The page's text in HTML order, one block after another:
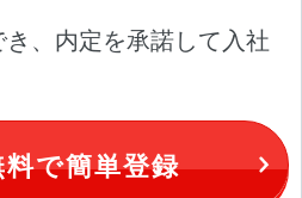
、内定を承諾して入社
で簡単登録